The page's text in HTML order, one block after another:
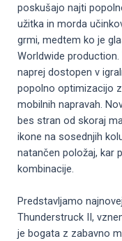
poskušajo najti
užitka in morda
grmi, medtem ko je
Worldwide production.
naprej dostopen v
popolno optimizacijo
mobilnih napravah.
bes stran od skoraj
ikone na sosednjih
natančen položaj, kar
kombinacije.
Predstavljamo
Thunderstruck II,
je bogata z zabavno